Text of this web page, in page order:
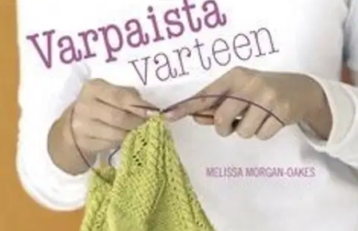
Ei saatavilla
Tuotekuvaus
Melissa Morgan-Oakes mullisti sukankudonnan kehittämällä
tekniikan, jolla kaksi sukkaa syntyy yhtä aikaa - taatusti
samanlaisina. Tämä kirja opettaa vallankumouksellisen 2 kerralla -
tekniikan, jossa neulominen aloitetaan sukkien kärjestä ja edetään
varsiin. Tekniikan edut ovat kiistämättömät: